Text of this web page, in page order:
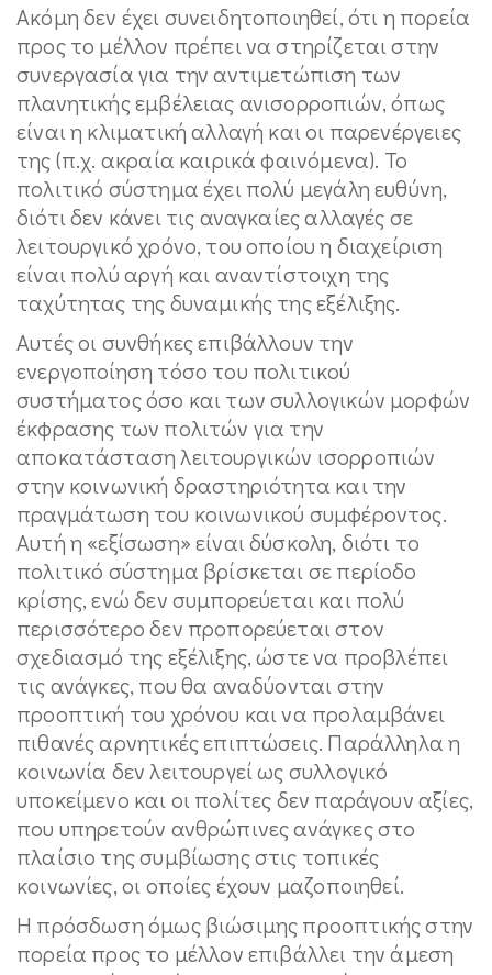
Ακόμη δεν έχει συνειδητοποιηθεί, ότι η πορεία
προς το μέλλον πρέπει να στηρίζεται στην
συνεργασία για την αντιμετώπιση των
πλανητικής εμβέλειας ανισορροπιών, όπως
είναι η κλιματική αλλαγή και οι παρενέργειες
της (π.χ. ακραία καιρικά φαινόμενα). Το
πολιτικό σύστημα έχει πολύ μεγάλη ευθύνη,
διότι δεν κάνει τις αναγκαίες αλλαγές σε
λειτουργικό χρόνο, του οποίου η διαχείριση
είναι πολύ αργή και αναντίστοιχη της
ταχύτητας της δυναμικής της εξέλιξης.
Αυτές οι συνθήκες επιβάλλουν την
ενεργοποίηση τόσο του πολιτικού
συστήματος όσο και των συλλογικών μορφών
έκφρασης των πολιτών για την
αποκατάσταση λειτουργικών ισορροπιών
στην κοινωνική δραστηριότητα και την
πραγμάτωση του κοινωνικού συμφέροντος.
Αυτή η «εξίσωση» είναι δύσκολη, διότι το
πολιτικό σύστημα βρίσκεται σε περίοδο
κρίσης, ενώ δεν συμπορεύεται και πολύ
περισσότερο δεν προπορεύεται στον
σχεδιασμό της εξέλιξης, ώστε να προβλέπει
τις ανάγκες, που θα αναδύονται στην
προοπτική του χρόνου και να προλαμβάνει
πιθανές αρνητικές επιπτώσεις. Παράλληλα η
κοινωνία δεν λειτουργεί ως συλλογικό
υποκείμενο και οι πολίτες δεν παράγουν αξίες,
που υπηρετούν ανθρώπινες ανάγκες στο
πλαίσιο της συμβίωσης στις τοπικές
κοινωνίες, οι οποίες έχουν μαζοποιηθεί.
Η πρόσδωση όμως βιώσιμης προοπτικής στην
πορεία προς το μέλλον επιβάλλει την άμεση